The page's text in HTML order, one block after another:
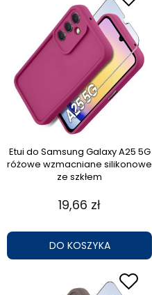
Etui do Samsung Galaxy A25 5G
różowe wzmacniane silikonowe
ze szkłem
19,66 zł
DO KOSZYKA